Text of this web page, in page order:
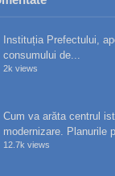
Instituția Prefectului,
consumului de...
2k views
Cum va arăta centrul
modernizare. Planurile
12.7k views